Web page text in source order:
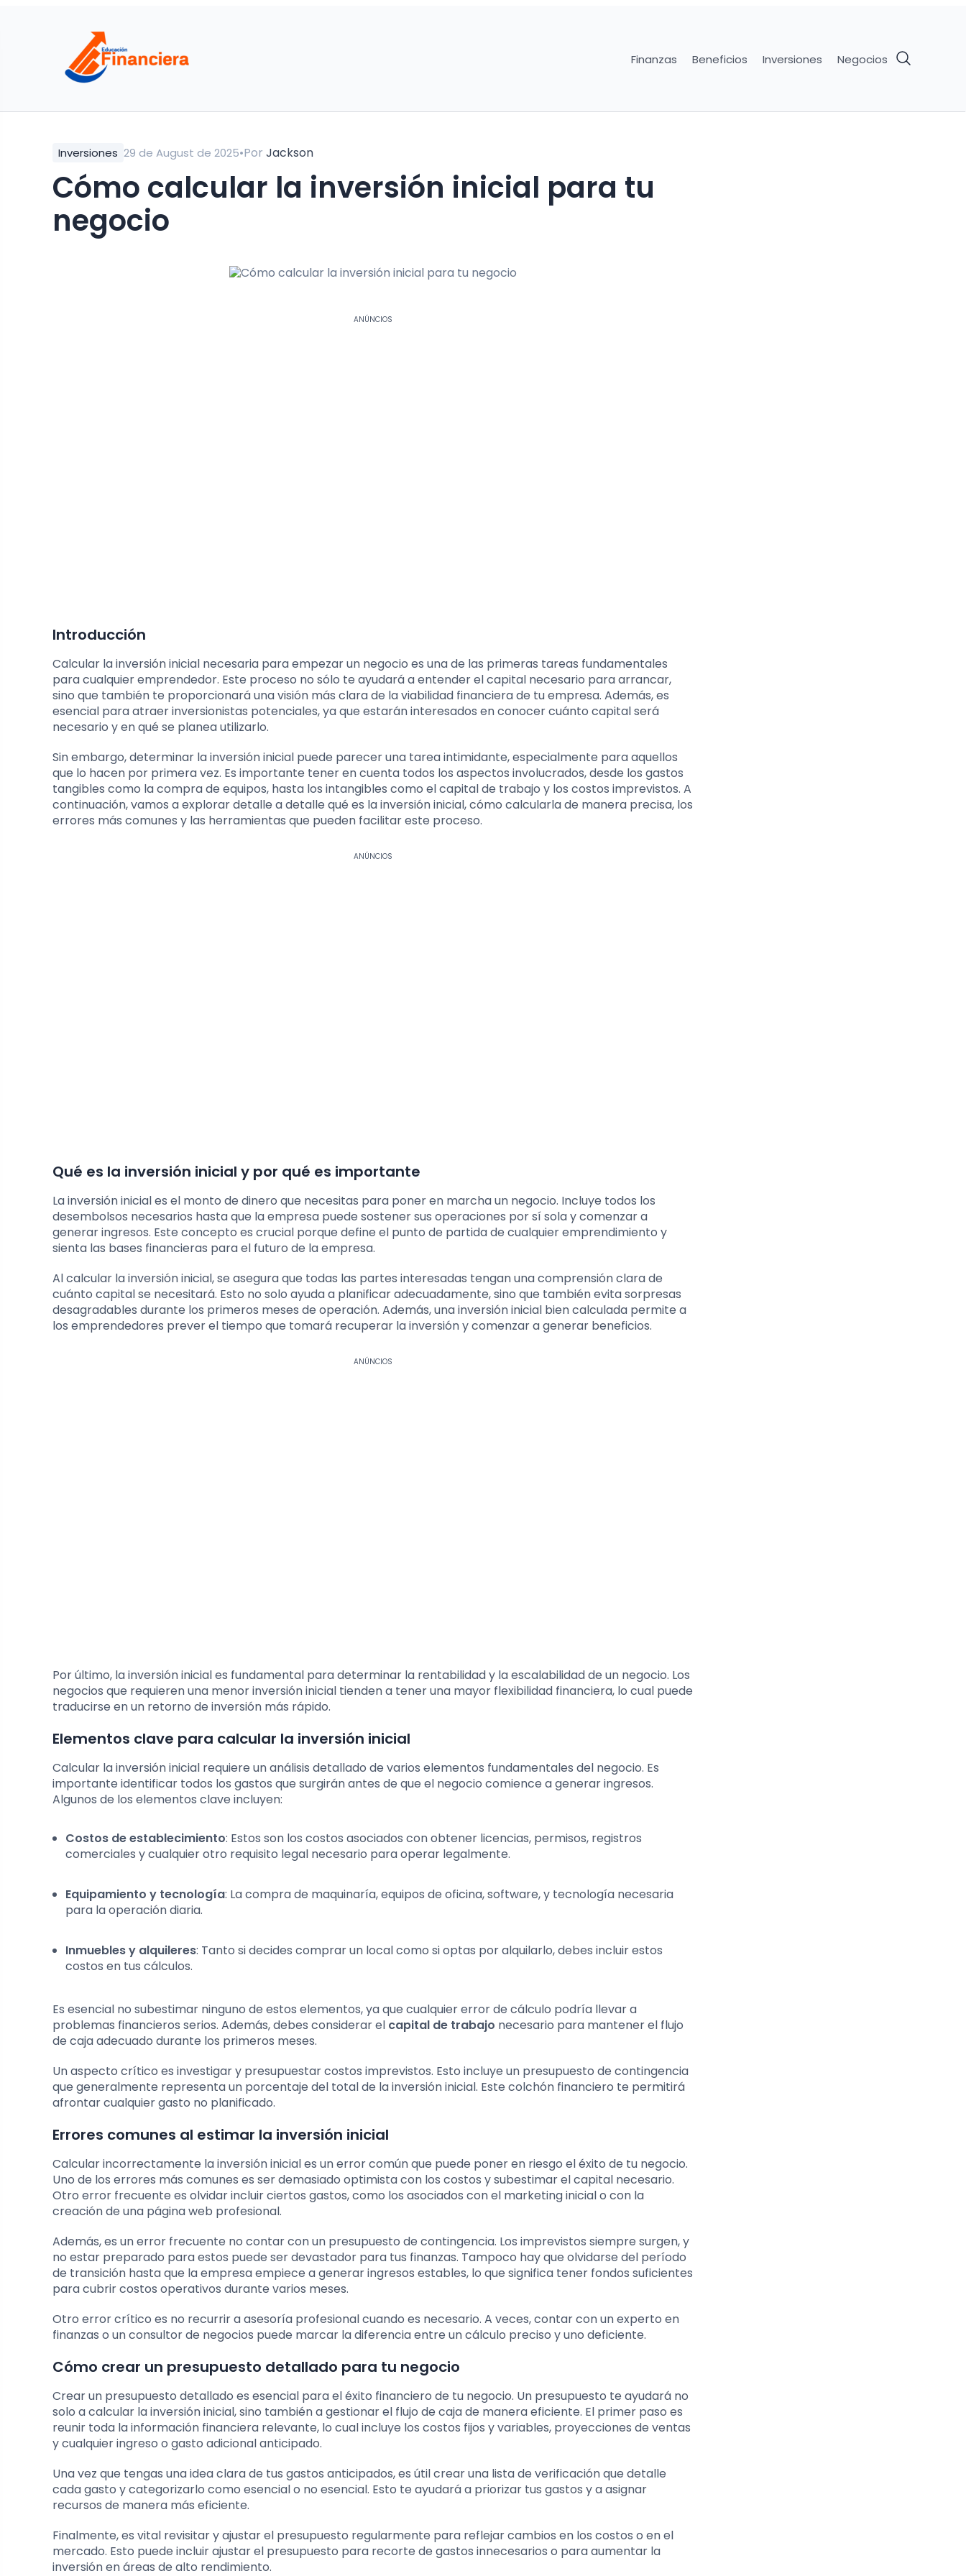
Finanzas Beneficios Inversiones Negocios
Inversiones 29 de August de 2025•Por Jackson
Cómo calcular la inversión inicial para tu
negocio
ANÚNCIOS
Introducción
Calcular la inversión inicial necesaria para empezar un negocio es una de las primeras tareas fundamentales
para cualquier emprendedor. Este proceso no sólo te ayudará a entender el capital necesario para arrancar,
sino que también te proporcionará una visión más clara de la viabilidad financiera de tu empresa. Además, es
esencial para atraer inversionistas potenciales, ya que estarán interesados en conocer cuánto capital será
necesario y en qué se planea utilizarlo.
Sin embargo, determinar la inversión inicial puede parecer una tarea intimidante, especialmente para aquellos
que lo hacen por primera vez. Es importante tener en cuenta todos los aspectos involucrados, desde los gastos
tangibles como la compra de equipos, hasta los intangibles como el capital de trabajo y los costos imprevistos. A
continuación, vamos a explorar detalle a detalle qué es la inversión inicial, cómo calcularla de manera precisa, los
errores más comunes y las herramientas que pueden facilitar este proceso.
ANÚNCIOS
Qué es la inversión inicial y por qué es importante
La inversión inicial es el monto de dinero que necesitas para poner en marcha un negocio. Incluye todos los
desembolsos necesarios hasta que la empresa puede sostener sus operaciones por sí sola y comenzar a
generar ingresos. Este concepto es crucial porque define el punto de partida de cualquier emprendimiento y
sienta las bases financieras para el futuro de la empresa.
Al calcular la inversión inicial, se asegura que todas las partes interesadas tengan una comprensión clara de
cuánto capital se necesitará. Esto no solo ayuda a planificar adecuadamente, sino que también evita sorpresas
desagradables durante los primeros meses de operación. Además, una inversión inicial bien calculada permite a
los emprendedores prever el tiempo que tomará recuperar la inversión y comenzar a generar beneficios.
ANÚNCIOS
Por último, la inversión inicial es fundamental para determinar la rentabilidad y la escalabilidad de un negocio. Los
negocios que requieren una menor inversión inicial tienden a tener una mayor flexibilidad financiera, lo cual puede
traducirse en un retorno de inversión más rápido.
Elementos clave para calcular la inversión inicial
Calcular la inversión inicial requiere un análisis detallado de varios elementos fundamentales del negocio. Es
importante identificar todos los gastos que surgirán antes de que el negocio comience a generar ingresos.
Algunos de los elementos clave incluyen:
Costos de establecimiento: Estos son los costos asociados con obtener licencias, permisos, registros
comerciales y cualquier otro requisito legal necesario para operar legalmente.
Equipamiento y tecnología: La compra de maquinaría, equipos de oficina, software, y tecnología necesaria
para la operación diaria.
Inmuebles y alquileres: Tanto si decides comprar un local como si optas por alquilarlo, debes incluir estos
costos en tus cálculos.
Es esencial no subestimar ninguno de estos elementos, ya que cualquier error de cálculo podría llevar a
problemas financieros serios. Además, debes considerar el capital de trabajo necesario para mantener el flujo
de caja adecuado durante los primeros meses.
Un aspecto crítico es investigar y presupuestar costos imprevistos. Esto incluye un presupuesto de contingencia
que generalmente representa un porcentaje del total de la inversión inicial. Este colchón financiero te permitirá
afrontar cualquier gasto no planificado.
Errores comunes al estimar la inversión inicial
Calcular incorrectamente la inversión inicial es un error común que puede poner en riesgo el éxito de tu negocio.
Uno de los errores más comunes es ser demasiado optimista con los costos y subestimar el capital necesario.
Otro error frecuente es olvidar incluir ciertos gastos, como los asociados con el marketing inicial o con la
creación de una página web profesional.
Además, es un error frecuente no contar con un presupuesto de contingencia. Los imprevistos siempre surgen, y
no estar preparado para estos puede ser devastador para tus finanzas. Tampoco hay que olvidarse del período
de transición hasta que la empresa empiece a generar ingresos estables, lo que significa tener fondos suficientes
para cubrir costos operativos durante varios meses.
Otro error crítico es no recurrir a asesoría profesional cuando es necesario. A veces, contar con un experto en
finanzas o un consultor de negocios puede marcar la diferencia entre un cálculo preciso y uno deficiente.
Cómo crear un presupuesto detallado para tu negocio
Crear un presupuesto detallado es esencial para el éxito financiero de tu negocio. Un presupuesto te ayudará no
solo a calcular la inversión inicial, sino también a gestionar el flujo de caja de manera eficiente. El primer paso es
reunir toda la información financiera relevante, lo cual incluye los costos fijos y variables, proyecciones de ventas
y cualquier ingreso o gasto adicional anticipado.
Una vez que tengas una idea clara de tus gastos anticipados, es útil crear una lista de verificación que detalle
cada gasto y categorizarlo como esencial o no esencial. Esto te ayudará a priorizar tus gastos y a asignar
recursos de manera más eficiente.
Finalmente, es vital revisitar y ajustar el presupuesto regularmente para reflejar cambios en los costos o en el
mercado. Esto puede incluir ajustar el presupuesto para recorte de gastos innecesarios o para aumentar la
inversión en áreas de alto rendimiento.